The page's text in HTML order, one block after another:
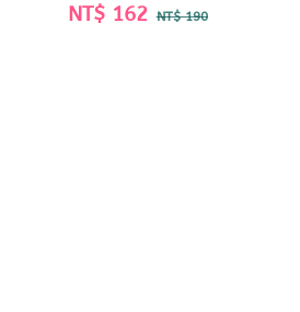
Sale
NT$ 162 Regular
NT$ 190